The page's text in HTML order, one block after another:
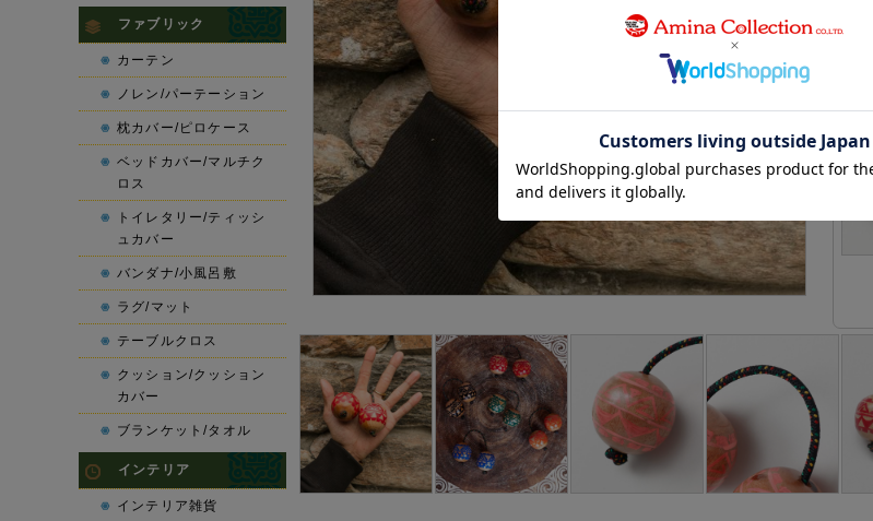
ファブリック
カーテン
ノレン/パーテーション
枕カバー/ピロケース
ベッドカバー/マルチク
ロス
トイレタリー/ティッシ
ュカバー
バンダナ/小風呂敷
ラグ/マット
テーブルクロス
クッション/クッション
カバー
ブランケット/タオル
インテリア
インテリア雑貨